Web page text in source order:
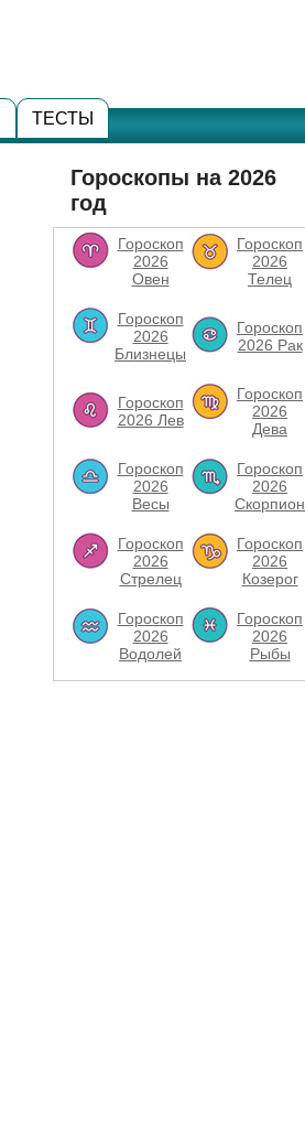
ТЕСТЫ
Гороскопы на 2026
год
Гороскоп
2026
Овен
Гороскоп
2026
Телец
Гороскоп
2026
Близнецы
Гороскоп
2026 Рак
Гороскоп
2026 Лев
Гороскоп
2026
Дева
Гороскоп
2026
Весы
Гороскоп
2026
Скорпион
Гороскоп
2026
Стрелец
Гороскоп
2026
Козерог
Гороскоп
2026
Водолей
Гороскоп
2026
Рыбы